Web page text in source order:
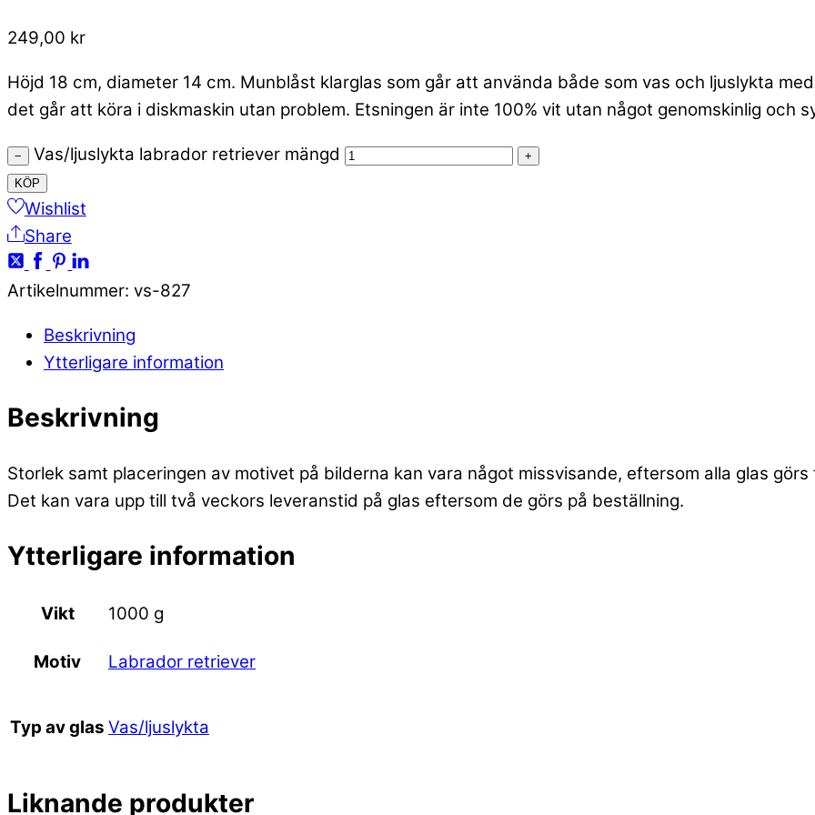
249,00 kr
Höjd 18 cm, diameter 14 cm. Munblåst klarglas som går att använda både som vas och ljuslykta
det går att köra i diskmaskin utan problem. Etsningen är inte 100% vit utan något genomskinlig och
− Vas/ljuslykta labrador retriever mängd
+
KÖP
Wishlist
Share
Artikelnummer: vs-827
Beskrivning
Ytterligare information
Beskrivning
Storlek samt placeringen av motivet på bilderna kan vara något missvisande, eftersom alla glas görs
Det kan vara upp till två veckors leveranstid på glas eftersom de görs på beställning.
Ytterligare information
Vikt 1000 g
Motiv Labrador retriever
Typ av glas Vas/ljuslykta
Liknande produkter